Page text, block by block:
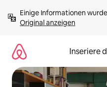
Inhalten
springenOriginal anzeigen
Inseriere